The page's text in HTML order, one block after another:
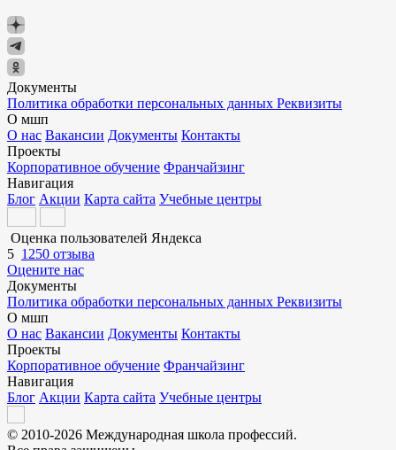
Документы
Политика обработки персональных данных Реквизиты
О мшп
О нас Вакансии Документы Контакты
Проекты
Корпоративное обучение Франчайзинг
Навигация
Блог Акции Карта сайта Учебные центры
Оценка пользователей Яндекса
5 1250 отзыва
Оцените нас
Документы
Политика обработки персональных данных Реквизиты
О мшп
О нас Вакансии Документы Контакты
Проекты
Корпоративное обучение Франчайзинг
Навигация
Блог Акции Карта сайта Учебные центры
© 2010-2026 Международная школа профессий.